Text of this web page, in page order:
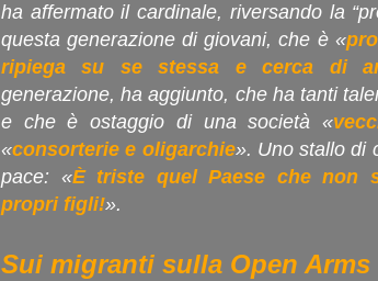
ha affermato il cardinale, riversando la
questa generazione di giovani, che è «
ripiega su se stessa e cerca di
generazione, ha aggiunto, che ha tanti
e che è ostaggio di una società «
«consorterie e oligarchie». Uno stallo di
pace: «È triste quel Paese che non
propri figli!».
Sui migranti sulla Open Arms